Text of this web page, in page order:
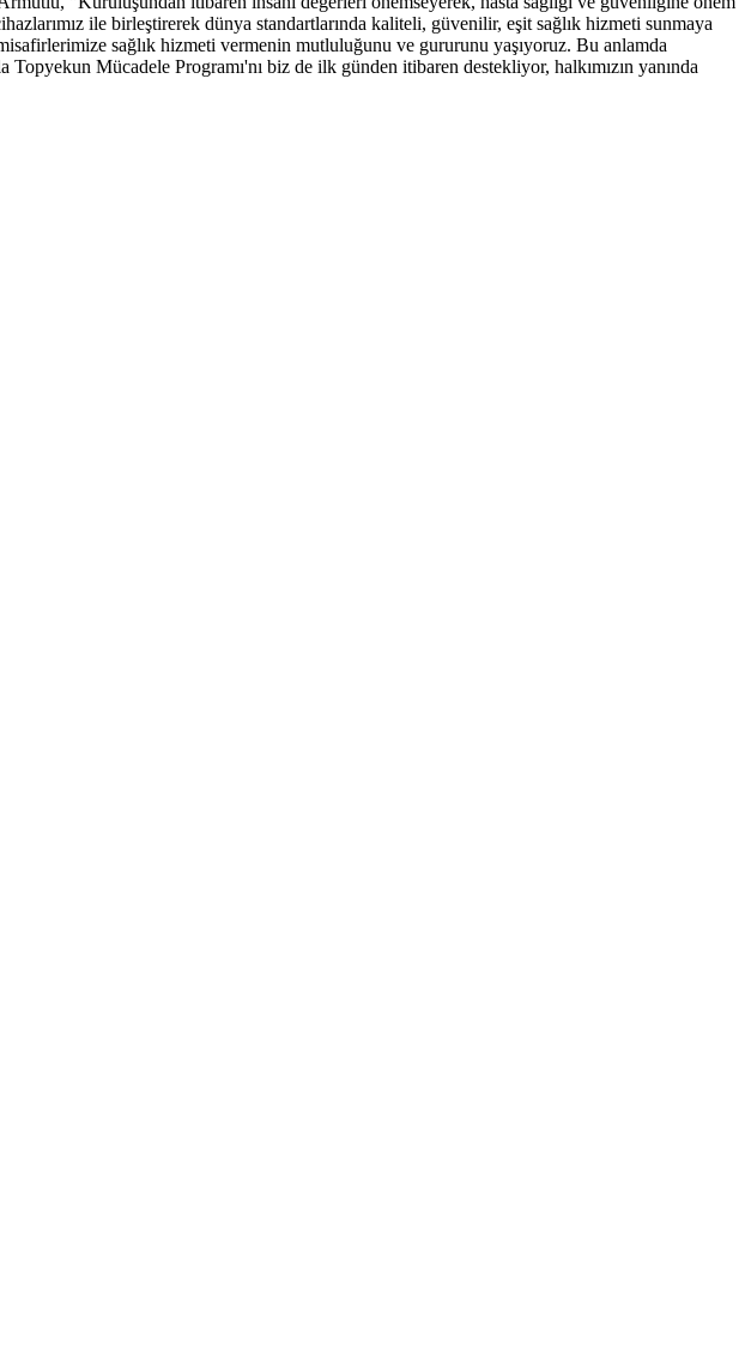
ile birleştirerek dünya standartlarında kaliteli, güvenilir, eşit sağlık hizmeti sunmaya
sağlık hizmeti vermenin mutluluğunu ve gururunu yaşıyoruz. Bu anlamda
Mücadele Programı'nı biz de ilk günden itibaren destekliyor, halkımızın yanında